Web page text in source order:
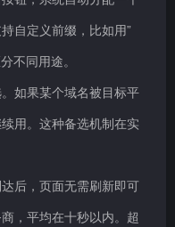
自定义前缀，比如用”
不同用途。
如果某个域名被目标平
用。这种备选机制在实
后，页面无需刷新即可
，平均在十秒以内。超